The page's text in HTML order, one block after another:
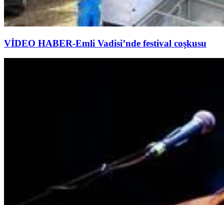
VİDEO HABER-Emli Vadisi’nde festival coşkusu